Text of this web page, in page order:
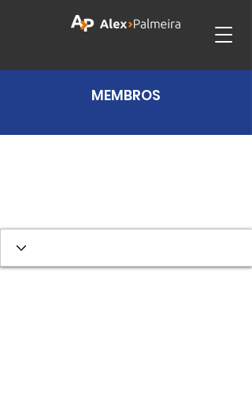
MEMBROS